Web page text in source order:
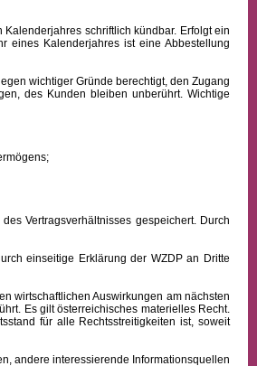
schriftlich kündbar. Erfolgt ein
eines Kalenderjahres ist eine Abbestellung
wichtiger Gründe berechtigt, den Zugang
des Kunden bleiben unberührt. Wichtige
Vertragsverhältnisses gespeichert. Durch
einseitige Erklärung der WZDP an Dritte
wirtschaftlichen Auswirkungen am nächsten
Es gilt österreichisches materielles Recht.
für alle Rechtsstreitigkeiten ist, soweit
andere interessierende Informationsquellen